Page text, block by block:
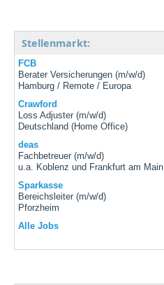
Stellenmarkt:
FCB
Berater Versicherungen (m/w/d)
Hamburg / Remote / Europa
Crawford
Loss Adjuster (m/w/d)
Deutschland (Home Office)
deas
Fachbetreuer (m/w/d)
u.a. Koblenz und Frankfurt am Main
Sparkasse
Bereichsleiter (m/w/d)
Pforzheim
Alle Jobs